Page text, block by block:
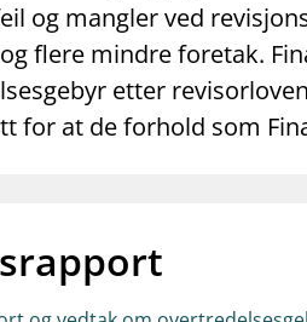
og mangler ved
flere mindre foretak.
etter
for at de forhold som